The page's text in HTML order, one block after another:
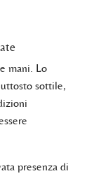
mani. Lo
sottile,
presenza di